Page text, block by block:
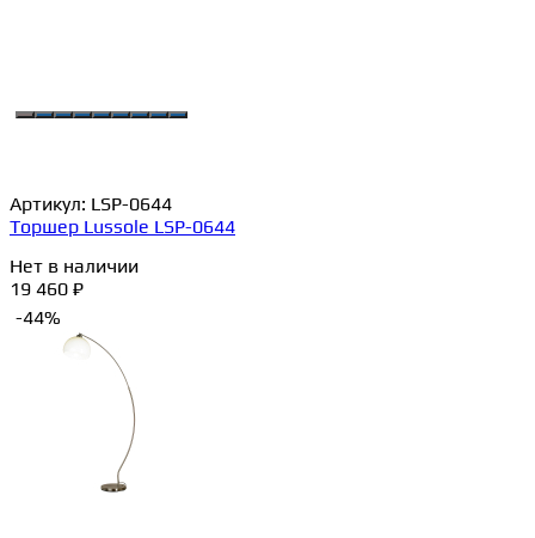
Артикул: LSP-0644
Торшер Lussole LSP-0644
Нет в наличии
19 460 ₽
-44%